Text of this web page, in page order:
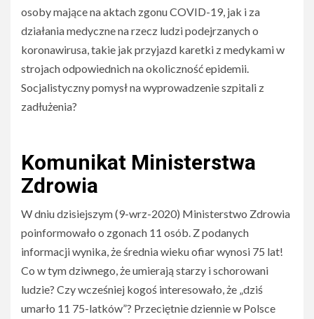
osoby mające na aktach zgonu COVID-19, jak i za
działania medyczne na rzecz ludzi podejrzanych o
koronawirusa, takie jak przyjazd karetki z medykami w
strojach odpowiednich na okoliczność epidemii.
Socjalistyczny pomysł na wyprowadzenie szpitali z
zadłużenia?
Komunikat Ministerstwa
Zdrowia
W dniu dzisiejszym (9-wrz-2020) Ministerstwo Zdrowia
poinformowało o zgonach 11 osób. Z podanych
informacji wynika, że średnia wieku ofiar wynosi 75 lat!
Co w tym dziwnego, że umierają starzy i schorowani
ludzie? Czy wcześniej kogoś interesowało, że „dziś
umarło 11 75-latków”? Przeciętnie dziennie w Polsce